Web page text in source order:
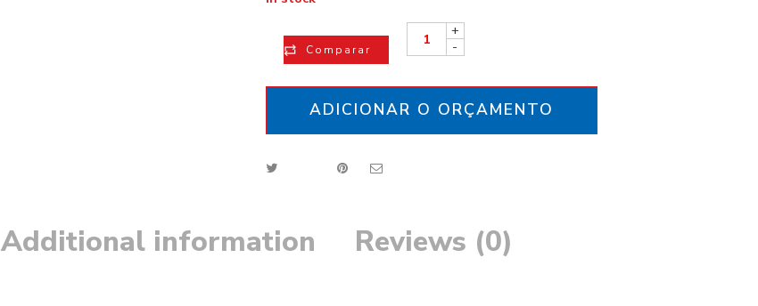
+
-
Comparar
ADICIONAR O ORÇAMENTO
Additional information Reviews (0)